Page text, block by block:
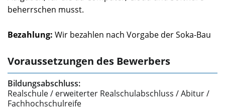
beherrschen musst.
Bezahlung: Wir bezahlen nach Vorgabe der Soka-Bau
Voraussetzungen des Bewerbers
Bildungsabschluss:
Realschule / erweiterter Realschulabschluss / Abitur /
Fachhochschulreife